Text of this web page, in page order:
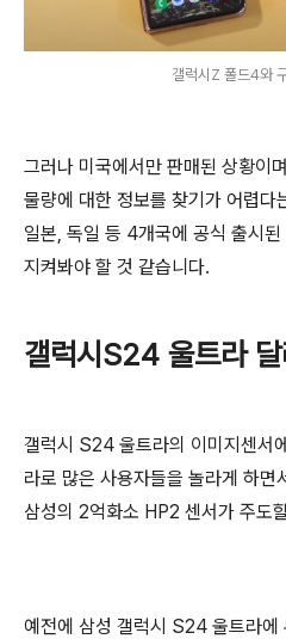
갤럭시Z 폴드4와
그러나 미국에서만 판매된 상황이
물량에 대한 정보를 찾기가 어렵다
일본, 독일 등 4개국에 공식 출시
지켜봐야 할 것 같습니다.
갤럭시S24 울트라
갤럭시 S24 울트라의 이미지센서
라로 많은 사용자들을 놀라게 하면
삼성의 2억화소 HP2 센서가 주도
예전에 삼성 갤럭시 S24 울트라